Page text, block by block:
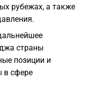
рубежах, а также
страны
позиции и
в сфере